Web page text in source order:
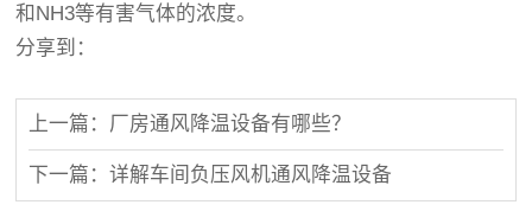
和NH3等有害气体的浓度。
分享到：
上一篇：厂房通风降温设备有哪些？
下一篇：详解车间负压风机通风降温设备